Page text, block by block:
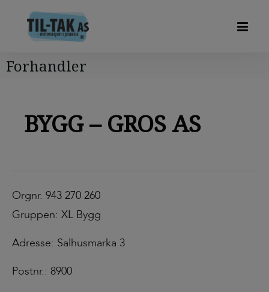
Forhandler
BYGG – GROS AS
Orgnr. 943 270 260
Gruppen: XL Bygg
Adresse: Salhusmarka 3
Postnr.: 8900